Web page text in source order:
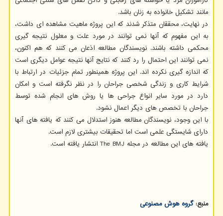
مانند تشکیل خانواده به زنان باشد.
در نهایت، محققان متذکر شدند که این پروژه ماهیت مشاهده ای داشت،
به این مفهوم که آنها نمی توانند در مورد علت و معلول نتیجه گیری
محکمی داشته باشند. نویسندگان مطالعه اذعان می کنند که هم اکنون،
نمی توانند این احتمال را رد کنند که نتایج آنها نتیجه عوامل دیگری است
که اندازه گیری نکرده اند. این پروژه همینطور تمام جزئیات در ارتباط با
شرایط کاری و زندگی شخصی جراحان را در نظر نگرفته است و امکان
دارد در مورد سایر انواع جراحی ها یا روش های انجام شده توسط
جراحان با تخصص های دیگر اعمال نشود.
با این وجود، نویسندگان مطالعه هنوز استدلال می کنند که یافته های آنها
دارای شایستگی علمی است اما تحقیقات بیشتری لازم است.
یافته های این مطالعه در مجله The BMJ انتشار یافته است.
منبع:گروه هوش مصنوعی